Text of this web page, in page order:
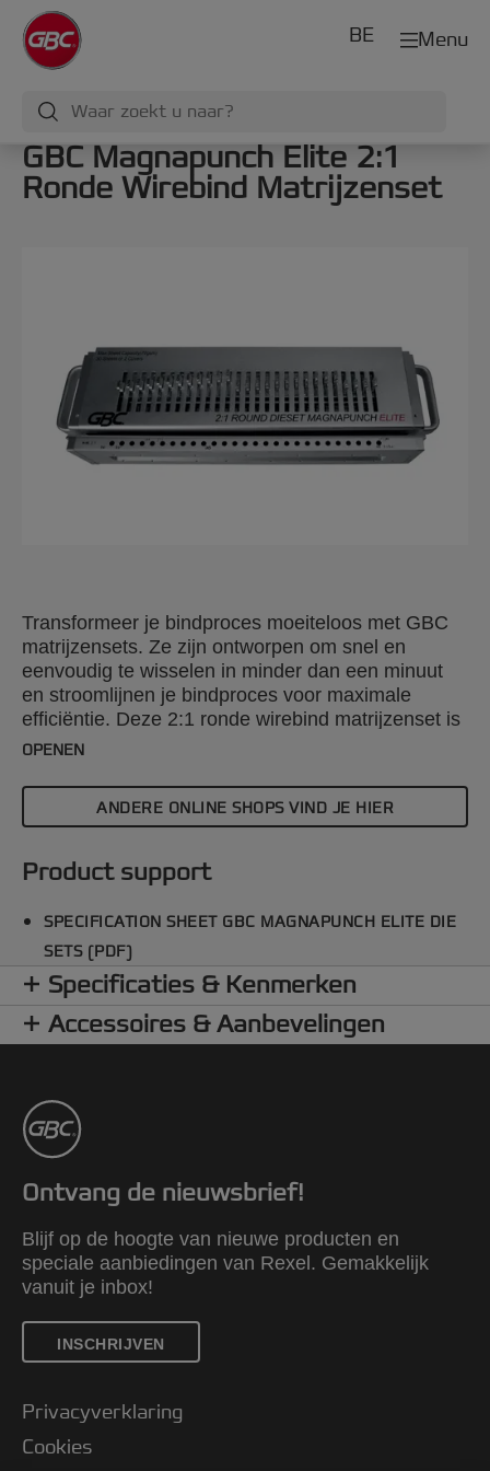
Menu
BE
GBC Magnapunch Elite 2:1
Ronde Wirebind Matrijzenset
Transformeer je bindproces moeiteloos met GBC
matrijzensets. Ze zijn ontworpen om snel en
eenvoudig te wisselen in minder dan een minuut
en stroomlijnen je bindproces voor maximale
efficiëntie. Deze 2:1 ronde wirebind matrijzenset is
te gebruiken met de GBC Magnapunch Elite
ponspatronen om je projecten te verfraaien met
precisie en stijl.
OPENEN
ANDERE ONLINE SHOPS VIND JE HIER
Product support
SPECIFICATION SHEET GBC MAGNAPUNCH ELITE DIE
SETS (PDF)
Specificaties & Kenmerken
Accessoires & Aanbevelingen
Ontvang de nieuwsbrief!
Blijf op de hoogte van nieuwe producten en
speciale aanbiedingen van Rexel. Gemakkelijk
vanuit je inbox!
INSCHRIJVEN
Privacyverklaring
Cookies